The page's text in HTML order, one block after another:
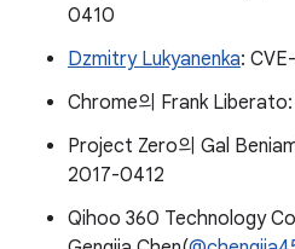
0410
Dzmitry Lukyanenka:
Chrome의 Frank
Project Zero의 Gal
2017-0412
Qihoo 360 Technology